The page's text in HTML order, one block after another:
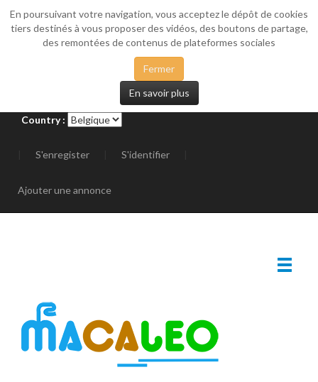
En poursuivant votre navigation, vous acceptez le dépôt de cookies
tiers destinés à vous proposer des vidéos, des boutons de partage,
des remontées de contenus de plateformes sociales
Fermer
En savoir plus
Country :
S'enregister S'identifier
Ajouter une annonce